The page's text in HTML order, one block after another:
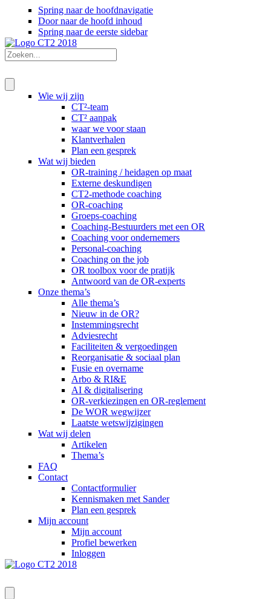
Spring naar de hoofdnavigatie
Door naar de hoofd inhoud
Spring naar de eerste sidebar
Wie wij zijn
CT²-team
CT² aanpak
waar we voor staan
Klantverhalen
Plan een gesprek
Wat wij bieden
OR-training / heidagen op maat
Externe deskundigen
CT2-methode coaching
OR-coaching
Groeps-coaching
Coaching-Bestuurders met een OR
Coaching voor ondernemers
Personal-coaching
Coaching on the job
OR toolbox voor de pratijk
Antwoord van de OR-experts
Onze thema’s
Alle thema’s
Nieuw in de OR?
Instemmingsrecht
Adviesrecht
Faciliteiten & vergoedingen
Reorganisatie & sociaal plan
Fusie en overname
Arbo & RI&E
AI & digitalisering
OR-verkiezingen en OR-reglement
De WOR wegwijzer
Laatste wetswijzigingen
Wat wij delen
Artikelen
Thema’s
FAQ
Contact
Contactformulier
Kennismaken met Sander
Plan een gesprek
Mijn account
Mijn account
Profiel bewerken
Inloggen